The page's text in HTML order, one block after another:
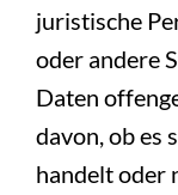
juristische
oder andere
Daten
davon, ob es
handelt oder